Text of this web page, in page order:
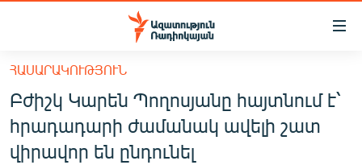
Մատչելիության
հիմնական
բովանդակությանը
Անցնել
հիմնական
մենյուին
ՀԱՅԱՍՏԱՆ
ՔԱՂԱՔԱԿԱՆ
ՀԱՍԱՐԱԿՈՒԹՅՈՒՆ
Բժիշկ Կարեն Պողոսյանը հայտնում է՝
հրադադարի ժամանակ ավելի շատ
վիրավոր են ընդունել